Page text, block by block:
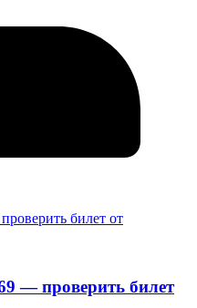
— проверить билет